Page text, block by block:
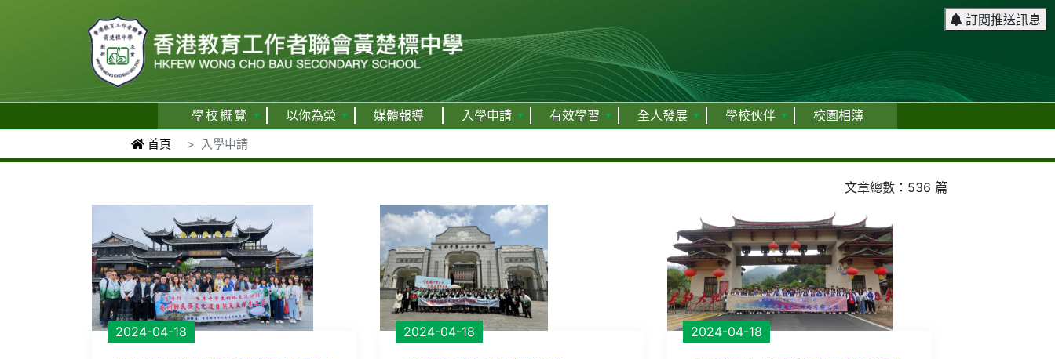
訂閱推送訊息
學校概覽 以你為榮 媒體報導 入學申請 有效學習 全人發展 學校伙伴 校園相簿
首頁 入學申請
文章總數：536 篇
2024-04-18 2024-04-18 2024-04-18